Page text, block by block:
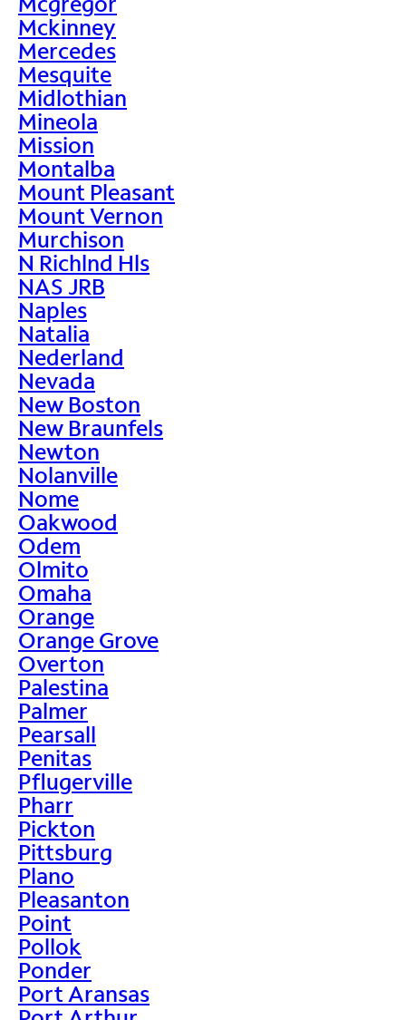
Mckinney
Mercedes
Mesquite
Midlothian
Mineola
Mission
Montalba
Mount Pleasant
Mount Vernon
Murchison
N Richlnd Hls
NAS JRB
Naples
Natalia
Nederland
Nevada
New Boston
New Braunfels
Newton
Nolanville
Nome
Oakwood
Odem
Olmito
Omaha
Orange
Orange Grove
Overton
Palestina
Palmer
Pearsall
Penitas
Pflugerville
Pharr
Pickton
Pittsburg
Plano
Pleasanton
Point
Pollok
Ponder
Port Aransas